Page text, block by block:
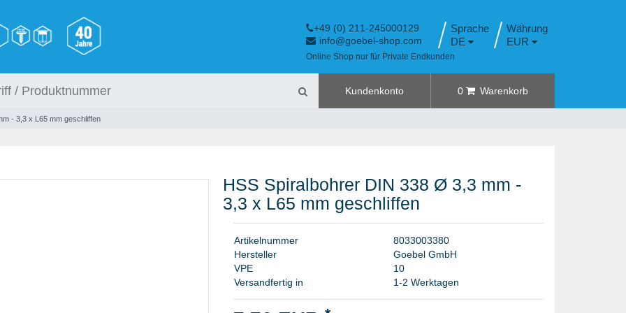
Sprache
DE
EUR
+49 (0) 211-245000129
info@goebel-shop.com
Online Shop nur für Private Endkunden
- 3,3 x L65 mm geschliffen
Kundenkonto 0 Warenkorb
HSS Spiralbohrer DIN 338 Ø 3,3 mm -
3,3 x L65 mm geschliffen
Artikelnummer 8033003380
Hersteller Goebel GmbH
VPE 10
Versandfertig in
1-2 Werktagen